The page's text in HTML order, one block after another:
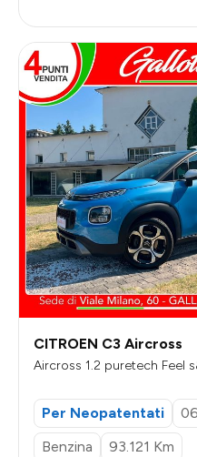
CITROEN C3 Aircross
Aircross 1.2 puretech Feel
Per Neopatentati
Benzina
93.121 Km